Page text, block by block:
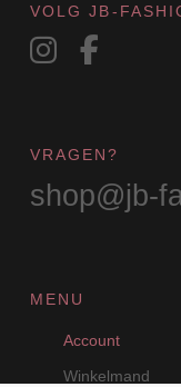
VOLG JB-
VRAGEN?
shop@jb-
MENU
Account
Winkelmand